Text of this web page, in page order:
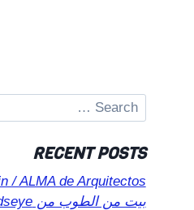
Search
for:
RECENT POSTS
/ ALMA de Arquitectos
بيت من الطوب من Birdseye | السجل المعماري